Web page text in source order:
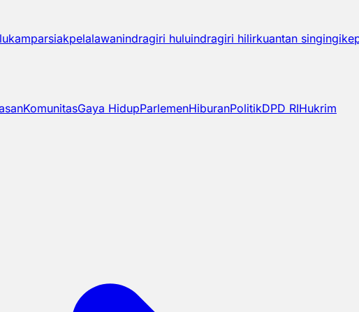
kamparsiakpelalawanindragiri huluindragiri hilirkuantan singingi
KomunitasGaya HidupParlemenHiburanPolitikDPD RIHukrim